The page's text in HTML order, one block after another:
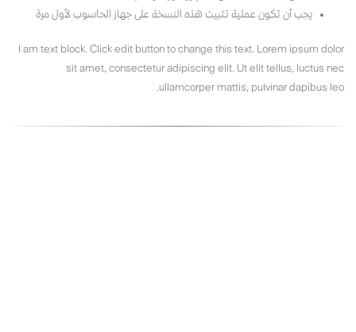
يجب أن تكون عملية تثبيت هذه النسخة على جهاز الحاسوب لأول مرة
I am text block. Click edit button to change this text. Lorem ipsum dolor
sit amet, consectetur adipiscing elit. Ut elit tellus, luctus nec
ullamcorper mattis, pulvinar dapibus leo.